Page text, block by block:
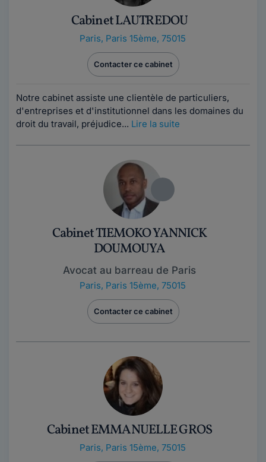
Cabinet LAUTREDOU
Paris, Paris 15ème, 75015
Contacter ce cabinet
Notre cabinet assiste une clientèle de particuliers,
d'entreprises et d'institutionnel dans les domaines du
droit du travail, préjudice... Lire la suite
Cabinet TIEMOKO YANNICK
DOUMOUYA
Avocat au barreau de Paris
Paris, Paris 15ème, 75015
Contacter ce cabinet
Cabinet EMMANUELLE GROS
Paris, Paris 15ème, 75015